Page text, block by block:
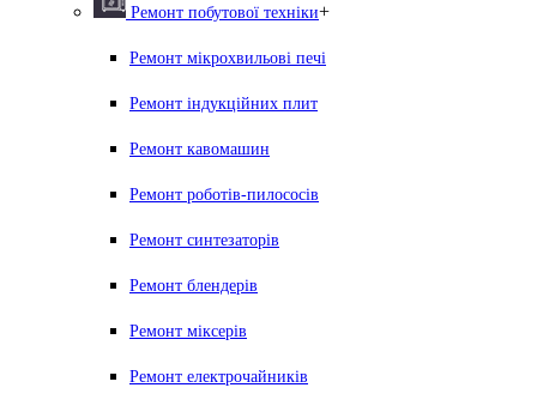
Ремонт побутової техніки+
Ремонт мікрохвильові печі
Ремонт індукційних плит
Ремонт кавомашин
Ремонт роботів-пилососів
Ремонт синтезаторів
Ремонт блендерiв
Ремонт мiксерiв
Ремонт електрочайників